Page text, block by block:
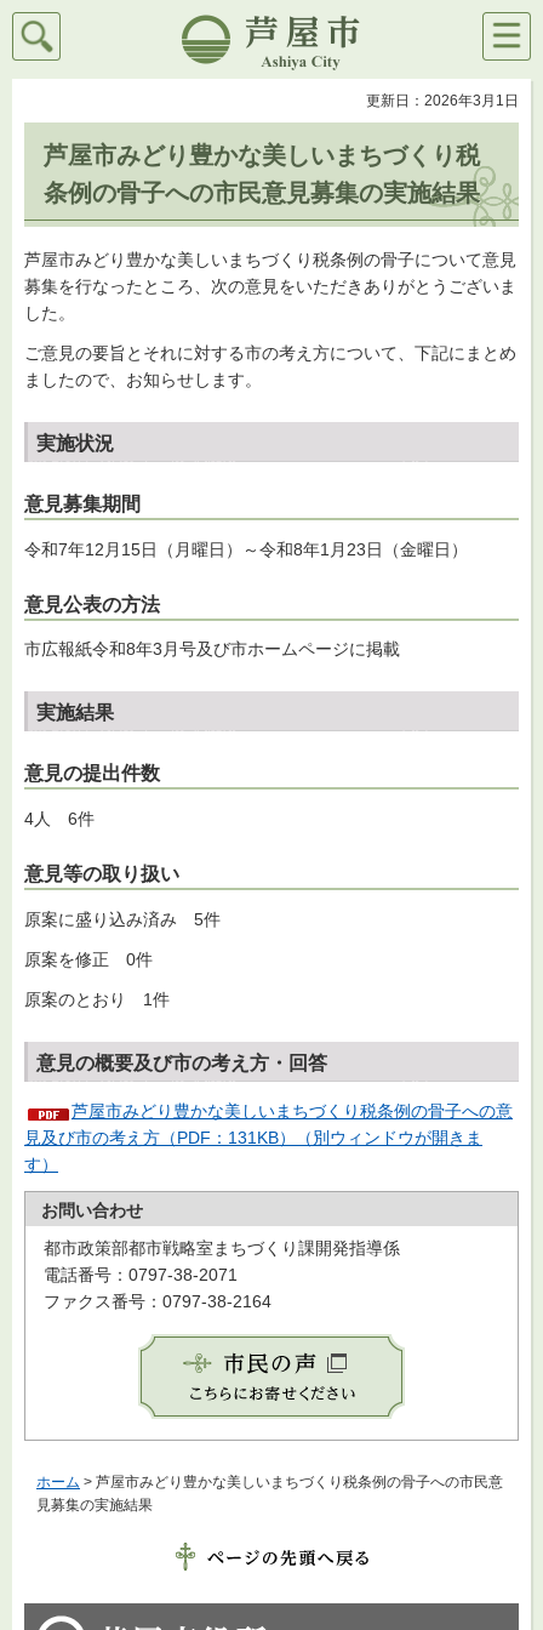
芦屋市
検索
メニ
ュー
更新日：2026年3月1日
芦屋市みどり豊かな美しいまちづくり税
条例の骨子への市民意見募集の実施結果
芦屋市みどり豊かな美しいまちづくり税条例の骨子について意見
募集を行なったところ、次の意見をいただきありがとうございま
した。
ご意見の要旨とそれに対する市の考え方について、下記にまとめ
ましたので、お知らせします。
実施状況
意見募集期間
令和7年12月15日（月曜日）～令和8年1月23日（金曜日）
意見公表の方法
市広報紙令和8年3月号及び市ホームページに掲載
実施結果
意見の提出件数
4人 6件
意見等の取り扱い
原案に盛り込み済み 5件
原案を修正 0件
原案のとおり 1件
意見の概要及び市の考え方・回答
芦屋市みどり豊かな美しいまちづくり税条例の骨子への意
見及び市の考え方（PDF：131KB）（別ウィンドウが開きま
す）
お問い合わせ
都市政策部都市戦略室まちづくり課開発指導係
電話番号：0797-38-2071
ファクス番号：0797-38-2164
ホーム > 芦屋市みどり豊かな美しいまちづくり税条例の骨子への市民意
見募集の実施結果